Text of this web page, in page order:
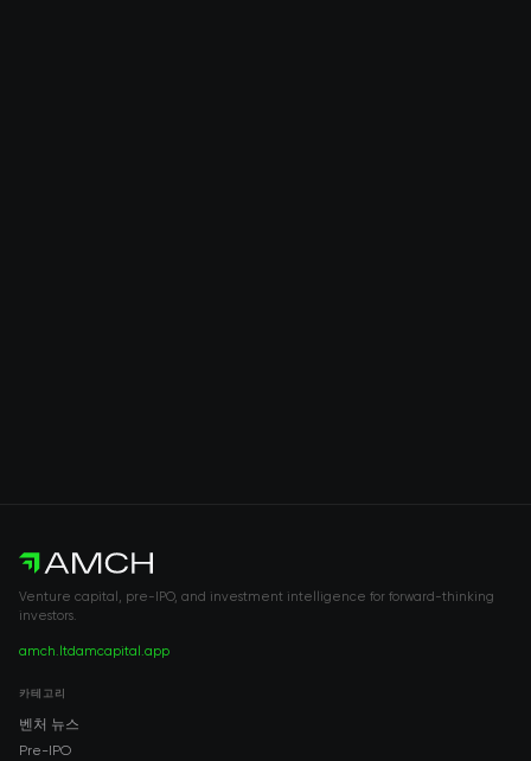
Venture capital, pre-IPO, and investment intelligence for forward-thinking
investors.
amch.ltdamcapital.app
카테고리
벤처 뉴스
Pre-IPO